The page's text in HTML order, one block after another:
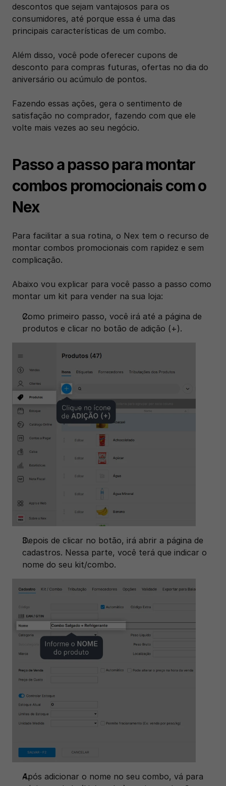
descontos que sejam vantajosos para os
consumidores, até porque essa é uma das
principais características de um combo.
Além disso, você pode oferecer cupons de
desconto para compras futuras, ofertas no dia do
aniversário ou acúmulo de pontos.
Fazendo essas ações, gera o sentimento de
satisfação no comprador, fazendo com que ele
volte mais vezes ao seu negócio.
Passo a passo para montar
combos promocionais com o
Nex
Para facilitar a sua rotina, o Nex tem o recurso de
montar combos promocionais com rapidez e sem
complicação.
Abaixo vou explicar para você passo a passo como
montar um kit para vender na sua loja:
Como primeiro passo, você irá até a página de
produtos e clicar no botão de adição (+).
Depois de clicar no botão, irá abrir a página de
cadastros. Nessa parte, você terá que indicar o
nome do seu kit/combo.
Após adicionar o nome no seu combo, vá para